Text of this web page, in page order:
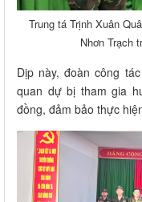
Trung tá Trịnh Xuân
Nhơn Trạch
Dịp này, đoàn công
quan dự bị tham gia
đồng, đảm bảo thực